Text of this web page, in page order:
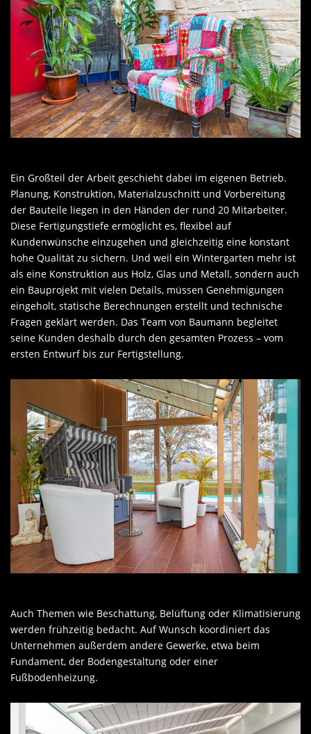
Ein Großteil der Arbeit geschieht dabei im eigenen Betrieb.
Planung, Konstruktion, Materialzuschnitt und Vorbereitung
der Bauteile liegen in den Händen der rund 20 Mitarbeiter.
Diese Fertigungstiefe ermöglicht es, flexibel auf
Kundenwünsche einzugehen und gleichzeitig eine konstant
hohe Qualität zu sichern. Und weil ein Wintergarten mehr ist
als eine Konstruktion aus Holz, Glas und Metall, sondern auch
ein Bauprojekt mit vielen Details, müssen Genehmigungen
eingeholt, statische Berechnungen erstellt und technische
Fragen geklärt werden. Das Team von Baumann begleitet
seine Kunden deshalb durch den gesamten Prozess – vom
ersten Entwurf bis zur Fertigstellung.
Auch Themen wie Beschattung, Belüftung oder Klimatisierung
werden frühzeitig bedacht. Auf Wunsch koordiniert das
Unternehmen außerdem andere Gewerke, etwa beim
Fundament, der Bodengestaltung oder einer
Fußbodenheizung.